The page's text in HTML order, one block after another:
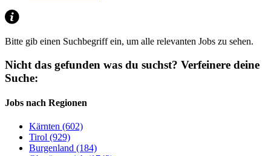
Bitte gib einen Suchbegriff ein, um alle relevanten Jobs zu sehen.
Nicht das gefunden was du suchst? Verfeinere deine
Suche:
Jobs nach Regionen
Kärnten (602)
Tirol (929)
Burgenland (184)